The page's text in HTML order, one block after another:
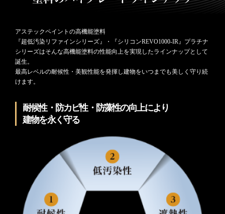
アステックペイントの高機能塗料
『超低汚染リファインシリーズ』・『シリコンREVO1000-IR』プラチナ
シリーズはそんな高機能塗料の性能向上を実現したラインナップとして
誕生。
最高レベルの耐候性・美観性能を発揮し建物をいつまでも美しく守り続
けます。
耐候性・防カビ性・防藻性の向上により
建物を永く守る